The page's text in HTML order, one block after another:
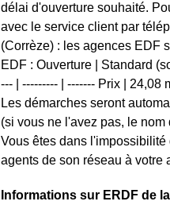
délai d'ouverture souhaité.
avec le service client par
(Corrèze) : les agences EDF
EDF : Ouverture | Standard
--- | --------- | ------- Prix | 24,08
Les démarches seront
(si vous ne l'avez pas, le
Vous êtes dans
agents de son réseau à votre
Informations sur ERDF de